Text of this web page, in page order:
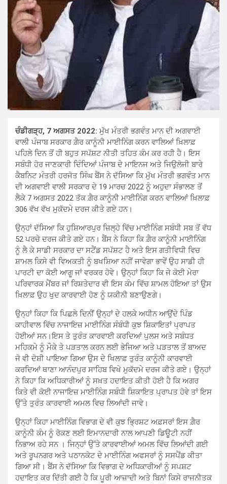
ਚੰਡੀਗੜ੍ਹ, 7 ਅਗਸਤ 2022: ਮੁੱਖ ਮੰਤਰੀ ਭਗਵੰਤ ਮਾਨ ਦੀ ਅਗਵਾਈ
ਵਾਲੀ ਪੰਜਾਬ ਸਰਕਾਰ ਗ਼ੈਰ ਕਾਨੂੰਨੀ ਮਾਈਨਿੰਗ ਕਰਨ ਵਾਲਿਆਂ ਖ਼ਿਲਾਫ਼
ਪਹਿਲੇ ਦਿਨ ਤੋਂ ਹੀ ਬਹੁਤ ਸਪੱਸ਼ਟ ਨੀਤੀ ਤਹਿਤ ਕੰਮ ਕਰ ਰਹੀ ਹੈ। ਇਸ
ਸਬੰਧੀ ਹੋਰ ਜਾਣਕਾਰੀ ਦਿੰਦਿਆਂ ਪੰਜਾਬ ਦੇ ਮਾਇਨਜ ਅਤੇ ਜਿਉਲੋਜੀ ਬਾਰੇ
ਕੈਬਨਿਟ ਮੰਤਰੀ ਹਰਜੋਤ ਸਿੰਘ ਬੈਂਸ ਨੇ ਦੱਸਿਆ ਕਿ ਮੁੱਖ ਮੰਤਰੀ ਭਗਵੰਤ ਮਾਨ
ਦੀ ਅਗਵਾਈ ਵਾਲੀ ਸਰਕਾਰ ਦੇ 19 ਮਾਰਚ 2022 ਨੂੰ ਅਹੁਦਾ ਸੰਭਾਲਣ ਤੋਂ
ਲੈਕੇ 7 ਅਗਸਤ 2022 ਤੱਕ ਗ਼ੈਰ ਕਾਨੂੰਨੀ ਮਾਈਨਿੰਗ ਕਰਨ ਵਾਲਿਆਂ ਖ਼ਿਲਾਫ਼
306 ਵੱਖ ਵੱਖ ਮੁਕੱਦਮੇ ਦਰਜ ਕੀਤੇ ਗਏ ਹਨ।
ਉਨ੍ਹਾਂ ਦੱਸਿਆ ਕਿ ਹੁਸ਼ਿਆਰਪੁਰ ਜ਼ਿਲ੍ਹੇ ਵਿੱਚ ਮਾਈਨਿੰਗ ਸਬੰਧੀ ਸਬ ਤੋਂ ਵੱਧ
52 ਪਰਚੇ ਦਰਜ ਕੀਤੇ ਗਏ ਹਨ। ਬੈਂਸ ਨੇ ਕਿਹਾ ਕਿ ਗ਼ੈਰ ਕਾਨੂੰਨੀ ਮਾਈਨਿੰਗ
ਨੂੰ ਲੈ ਕੇ ਸਾਡੀ ਸਰਕਾਰ ਦਾ ਸਟੈਂਡ ਸਪੱਸ਼ਟ ਹੈ ਅਤੇ ਇਸ ਗਤੀਵਿਧੀ ਵਿਚ
ਸ਼ਾਮਲ ਕਿਸੇ ਵੀ ਵਿਅਕਤੀ ਨੂੰ ਬਖਸ਼ਿਆ ਨਹੀਂ ਜਾਵੇਗਾ ਭਾਵੇਂ ਉਹ ਸਾਡੀ ਹੀ
ਪਾਰਟੀ ਦਾ ਕੋਈ ਆਗੂ ਜਾਂ ਵਰਕਰ ਹੋਵੇ। ਉਨ੍ਹਾਂ ਕਿਹਾ ਕਿ ਜੇ ਕੋਈ ਮੇਰਾ
ਪਰਿਵਾਰਕ ਮੈਂਬਰ ਜਾਂ ਰਿਸ਼ਤੇਦਾਰ ਵੀ ਇਸ ਕੰਮ ਵਿੱਚ ਸ਼ਾਮਲ ਹੋਇਆ ਤਾਂ ਉਸ
ਖ਼ਿਲਾਫ਼ ਉਹ ਖੁਦ ਕਾਰਵਾਈ ਹੋਣ ਨੂੰ ਯਕੀਨੀ ਬਣਾਉਣਗੇ।
ਉਨ੍ਹਾਂ ਕਿਹਾ ਕਿ ਪਿਛਲੇ ਦਿਨੀਂ ਉਨ੍ਹਾਂ ਦੇ ਹਲਕੇ ਅਧੀਨ ਆਉਂਦੇ ਪਿੰਡ
ਕਾਹੀਵਾਲ ਵਿੱਚ ਨਾਜਾਇਜ਼ ਮਾਈਨਿੰਗ ਸੰਬੰਧੀ ਕੁਝ ਸ਼ਿਕਾਇਤਾਂ ਪ੍ਰਾਪਤ
ਹੋਈਆਂ ਸਨ।ਇਸ ਤੇ ਤੁਰੰਤ ਕਾਰਵਾਈ ਕਰਦਿਆਂ ਪੁਲਸ ਅਤੇ ਸਬੰਧਤ
ਮਹਿਕਮੇ ਨੂੰ ਮੌਕੇ ਤੇ ਪੜਤਾਲ ਕਰਨ ਲਈ ਭੇਜਿਆ ਅਤੇ ਪੜਤਾਲ ਤੋਂ ਬਾਅਦ
ਜੋ ਵੀ ਦੋਸ਼ੀ ਪਾਇਆ ਗਿਆ ਉਸ ਦੇ ਖਿਲਾਫ਼ ਤੁਰੰਤ ਕਾਨੂੰਨੀ ਕਾਰਵਾਈ
ਕਰਦਿਆਂ ਥਾਣਾ ਆਨੰਦਪੁਰ ਸਾਹਿਬ ਵਿਖੇ ਮੁਕੱਦਮੇ ਦਰਜ ਕੀਤੇ ਗਏ। ਉਨ੍ਹਾਂ
ਨੇ ਕਿਹਾ ਕਿ ਅਧਿਕਾਰੀਆਂ ਨੂੰ ਸਖ਼ਤ ਹਦਾਇਤ ਕੀਤੀ ਹੋਈ ਹੈ ਕਿ ਅਗਰ
ਕਿਤੇ ਵੀ ਕੋਈ ਨਾਜਾਇਜ਼ ਮਾਈਨਿੰਗ ਸਬੰਧੀ ਸ਼ਿਕਾਇਤ ਪ੍ਰਾਪਤ ਹੋਵੇ ਤਾਂ ਇਸ
ਉੱਤੇ ਤੁਰੰਤ ਕਾਰਵਾਈ ਅਮਲ ਵਿਚ ਲਿਆਂਦੀ ਜਾਵੇ।
ਉਨ੍ਹਾਂ ਕਿਹਾ ਮਾਈਨਿੰਗ ਵਿਭਾਗ ਦੇ ਵੀ ਕੁਝ ਭ੍ਰਿਸ਼ਟ ਅਫ਼ਸਰਾਂ ਇਸ ਗ਼ੈਰ
ਕਾਨੂੰਨੀ ਕੰਮ ਨੂੰ ਰੋਕਣ ਲਈ ਇਮਾਨਦਾਰੀ ਨਾਲ ਆਪਣੀ ਡਿਊਟੀ ਨਹੀਂ
ਨਿਭਾਅ ਰਹੇ ਸਨ । ਜਿਨ੍ਹਾਂ ਉੱਤੇ ਕਾਰਵਾਈਆਂ ਅਮਲ ਵਿੱਚ ਲਿਆਂਦੀ ਗਈ
ਅਤੇ ਰੂਪਨਗਰ ਅਤੇ ਪਠਾਨਕੋਟ ਦੇ ਮਾਈਨਿੰਗ ਅਫਸਰਾਂ ਨੂੰ ਸਸਪੈਂਡ ਕੀਤਾ
ਗਿਆ ਸੀ। ਬੈਂਸ ਨੇ ਦੱਸਿਆ ਕਿ ਵਿਭਾਗ ਦੇ ਅਧਿਕਾਰੀਆਂ ਨੂੰ ਸਪਸ਼ਟ
ਹਦਾਇਤ ਕਰ ਦਿੱਤੀ ਗਈ ਹੈ ਕਿ ਪੂਰੀ ਆਜ਼ਾਦੀ ਅਤੇ ਬਿਨਾਂ ਕਿਸੇ ਰਾਜਨੀਤਕ